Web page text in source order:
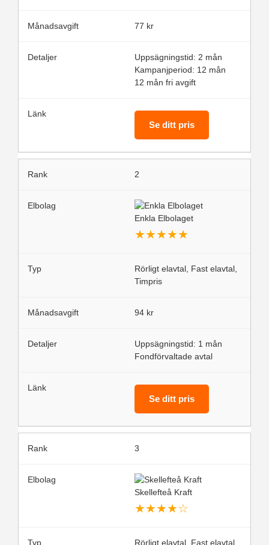
77 kr
Uppsägningstid: 2 mån
Kampanjperiod: 12 mån
12 mån fri avgift
Se ditt pris
2
Enkla Elbolaget
★★★★★
Rörligt elavtal, Fast elavtal,
Timpris
94 kr
Uppsägningstid: 1 mån
Fondförvaltade avtal
Se ditt pris
3
Skellefteå Kraft
★★★★☆
Rörligt elavtal, Fast elavtal,